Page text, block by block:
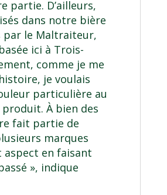
partie. D’ailleurs,
dans notre bière
le Maltraiteur,
ici à Trois-
comme je me
je voulais
particulière au
À bien des
fait partie de
marques
en faisant
», indique